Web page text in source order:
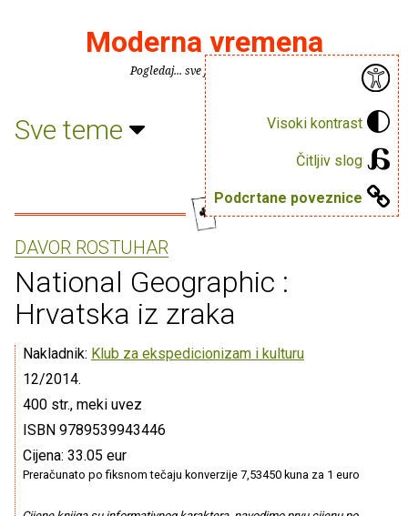
Visoki kontrast
Čitljiv slog
Podcrtane poveznice
Moderna vremena
Pogledaj... sve je puno knjiga.
Sve teme
DAVOR ROSTUHAR
National Geographic :
Hrvatska iz zraka
Nakladnik: Klub za ekspedicionizam i kulturu
12/2014.
400 str., meki uvez
ISBN 9789539943446
Cijena: 33.05 eur
Preračunato po fiksnom tečaju konverzije 7,53450 kuna za 1 euro